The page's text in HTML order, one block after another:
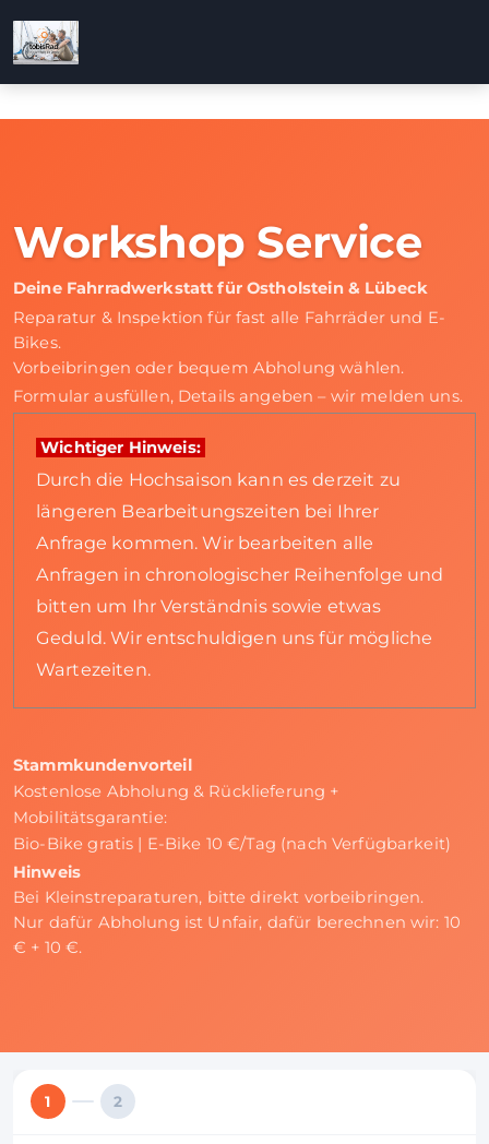
Workshop Service
Deine Fahrradwerkstatt für Ostholstein & Lübeck
Reparatur & Inspektion für fast alle Fahrräder und E-
Bikes.
Vorbeibringen oder bequem Abholung wählen.
Formular ausfüllen, Details angeben – wir melden uns.
Wichtiger Hinweis:
Durch die Hochsaison kann es derzeit zu
längeren Bearbeitungszeiten bei Ihrer
Anfrage kommen. Wir bearbeiten alle
Anfragen in chronologischer Reihenfolge und
bitten um Ihr Verständnis sowie etwas
Geduld. Wir entschuldigen uns für mögliche
Wartezeiten.
Stammkundenvorteil
Kostenlose Abholung & Rücklieferung +
Mobilitätsgarantie:
Bio-Bike gratis | E-Bike 10 €/Tag (nach Verfügbarkeit)
Hinweis
Bei Kleinstreparaturen, bitte direkt vorbeibringen.
Nur dafür Abholung ist Unfair, dafür berechnen wir: 10
€ + 10 €.
1 2